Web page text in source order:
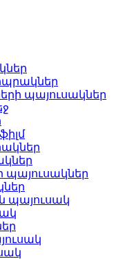
պայուսակներ
պայուսակներ
պայուսակ